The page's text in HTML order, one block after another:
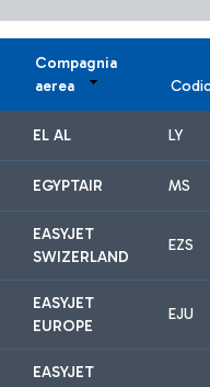
Compagnia
aerea
EL AL LY
EGYPTAIR MS
EASYJET
SWIZERLAND
EZS
EASYJET
EUROPE
EJU
EASYJET